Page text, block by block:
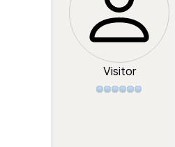
Visitor